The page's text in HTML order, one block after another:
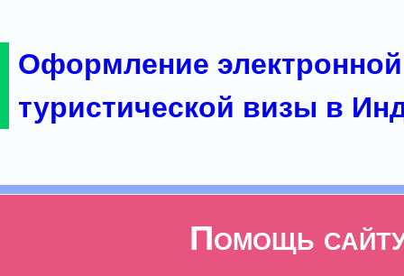
Оформление электронной
туристической визы в
Помощь